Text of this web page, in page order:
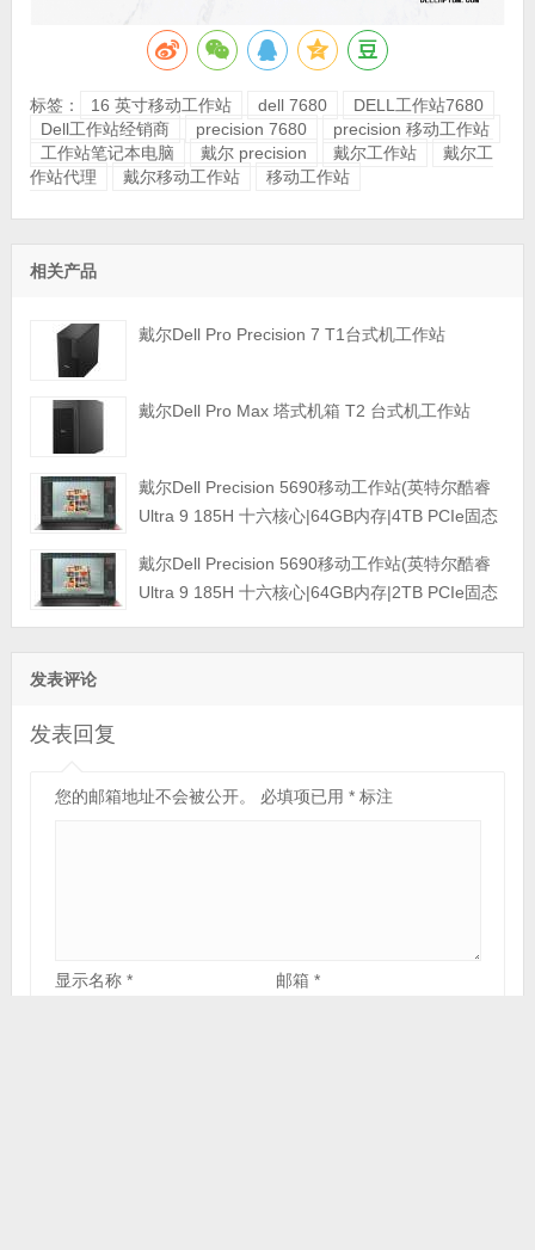
标签： 16 英寸移动工作站 dell 7680
DELL工作站7680
Dell工作站经销商
precision 7680
precision 移动工作站
工作站笔记本电脑
戴尔 precision 戴尔工作站
戴尔工
作站代理
戴尔移动工作站 移动工作站
相关产品
戴尔Dell Pro Precision 7 T1台式机工作站
戴尔Dell Pro Max 塔式机箱 T2 台式机工作站
戴尔Dell Precision 5690移动工作站(英特尔酷睿
Ultra 9 185H 十六核心|64GB内存|4TB PCIe固态
示屏|三年保修)戴尔Dell Precision 5690移动工作站(英特尔酷睿
Ultra 9 185H 十六核心|64GB内存|2TB PCIe固态
发表评论
发表回复
您的邮箱地址不会被公开。 必填项已用 *标注
显示名称 * 邮箱*